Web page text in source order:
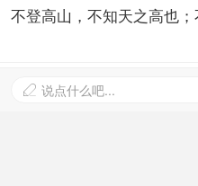
不登高山，不知天之高也
轻狂的风在吹
2022-2-12 23:59:00
 说点什么吧...